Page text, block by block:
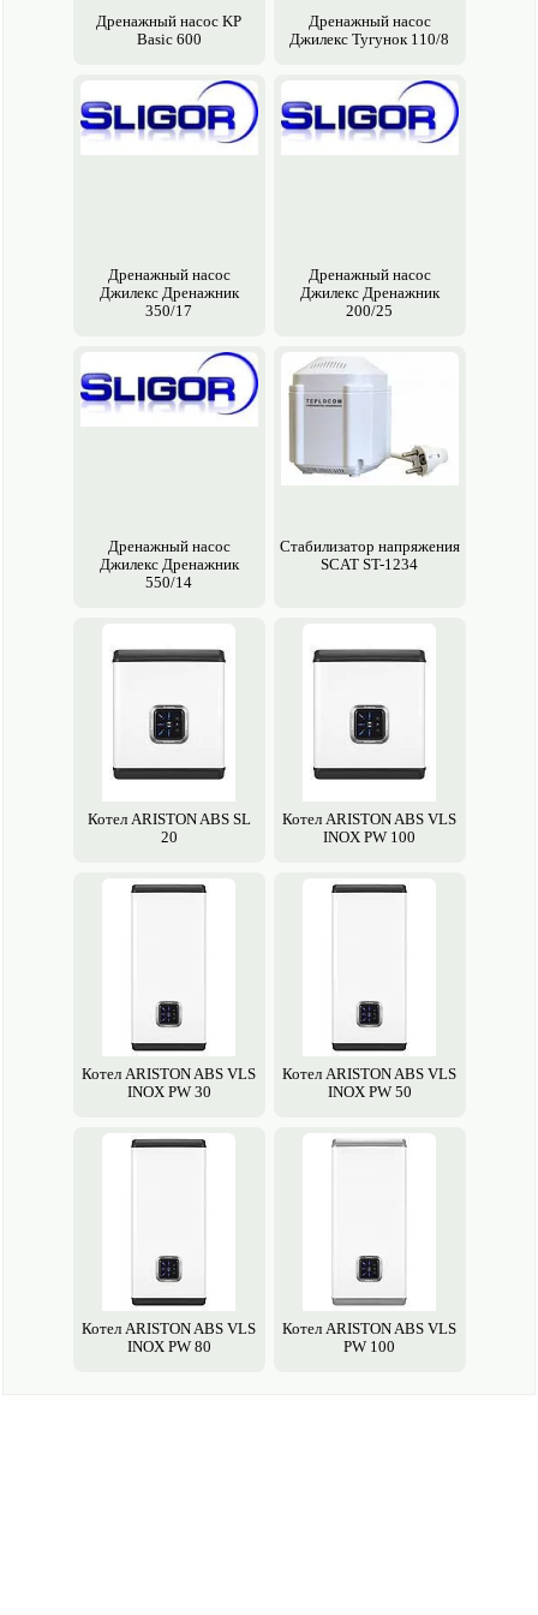
Вид насоса Дренажный
Способ установки насоса Погружной
Дренажный насос KP
Basic 600
Дренажный насос
Джилекс Тугунок 110/8
Дренажный насос
Джилекс Дренажник
350/17
Дренажный насос
Джилекс Дренажник
200/25
Дренажный насос
Джилекс Дренажник
550/14
Стабилизатор напряжения
SCAT ST-1234
Котел ARISTON ABS SL
20
Котел ARISTON ABS VLS
INOX PW 100
Котел ARISTON ABS VLS
INOX PW 30
Котел ARISTON ABS VLS
INOX PW 50
Котел ARISTON ABS VLS
INOX PW 80
Котел ARISTON ABS VLS
PW 100